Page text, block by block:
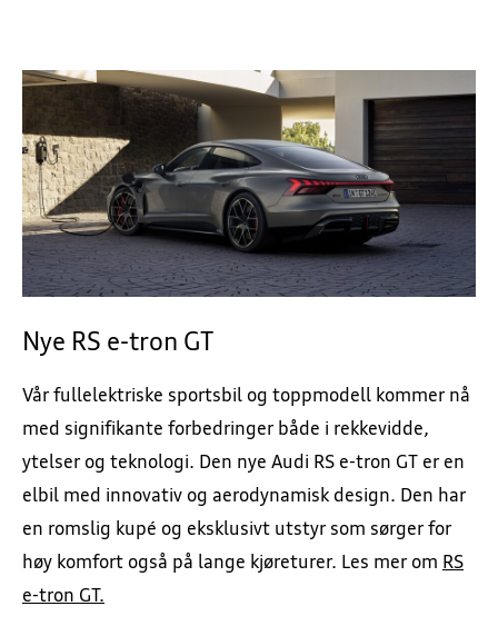
Nye RS e-tron GT
Vår fullelektriske sportsbil og toppmodell kommer nå
med signifikante forbedringer både i rekkevidde,
ytelser og teknologi. Den nye Audi RS e-tron GT er en
elbil med innovativ og aerodynamisk design. Den har
en romslig kupé og eksklusivt utstyr som sørger for
høy komfort også på lange kjøreturer. Les mer om RS
e-tron GT.